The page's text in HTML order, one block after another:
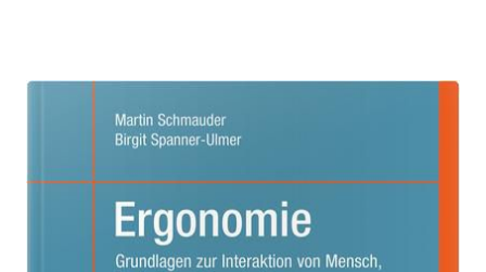
Ergonomie
Zur Wunschliste hinzufügen
Grundlagen zur Interaktion von Mensch, Technik und